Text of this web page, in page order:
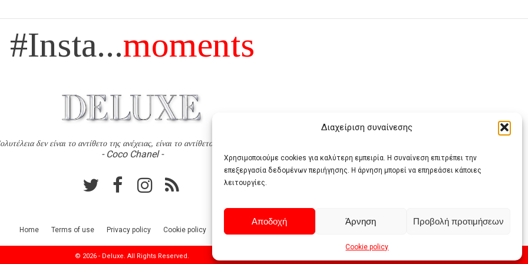
Διαχείριση συναίνεσης
Χρησιμοποιούμε cookies για καλύτερη εμπειρία. Η συναίνεση επιτρέπει την
επεξεργασία δεδομένων περιήγησης. Η άρνηση μπορεί να επηρεάσει κάποιες
λειτουργίες.
Αποδοχή Άρνηση Προβολή προτιμήσεων
Cookie policy
#Insta...moments
δεν είναι το αντίθετο της ανέχειας, είναι το αντίθετο της χυδαιότητας
- Coco Chanel -
Home Terms of use Privacy policy Cookie policy
© 2026 - Deluxe. All Rights Reserved.